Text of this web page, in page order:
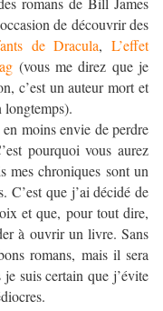
de découvrir des
de Dracula, L’effet
(vous me direz que je
c’est un auteur mort et
longtemps).
en moins envie de perdre
pourquoi vous aurez
mes chroniques sont un
C’est que j’ai décidé de
et que, pour tout dire,
à ouvrir un livre. Sans
romans, mais il sera
suis certain que j’évite